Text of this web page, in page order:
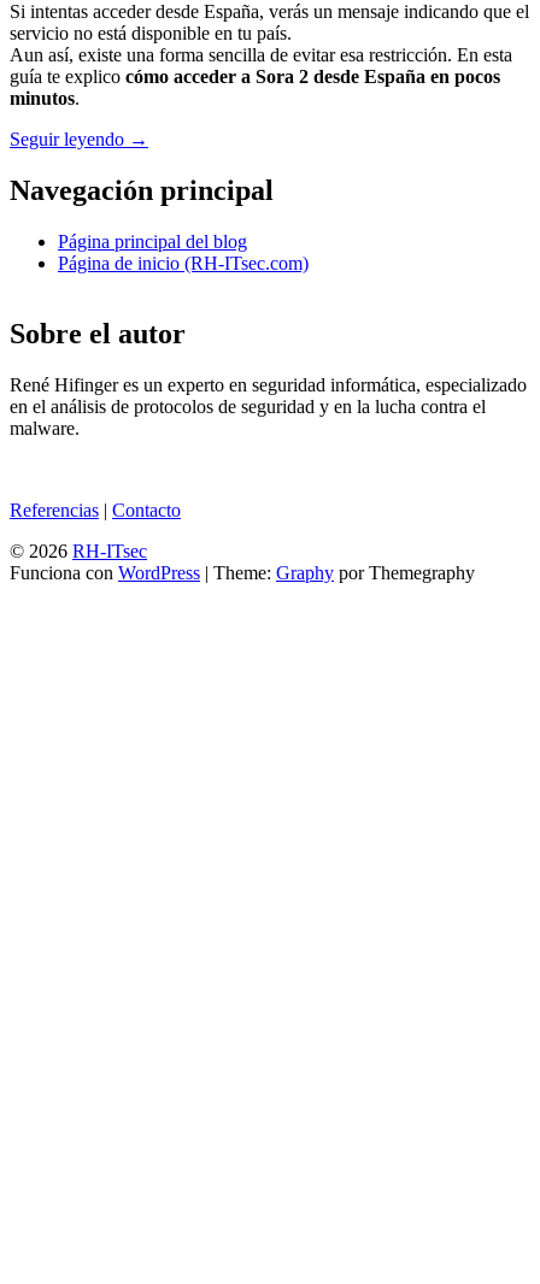
Si intentas acceder desde España, verás un mensaje indicando que el
servicio no está disponible en tu país.
Aun así, existe una forma sencilla de evitar esa restricción. En esta
guía te explico cómo acceder a Sora 2 desde España en pocos
minutos.
Seguir leyendo →
Navegación principal
Página principal del blog
Página de inicio (RH-ITsec.com)
Sobre el autor
René Hifinger es un experto en seguridad informática, especializado
en el análisis de protocolos de seguridad y en la lucha contra el
malware.
Referencias | Contacto
© 2026 RH-ITsec
Funciona con WordPress | Theme: Graphy por Themegraphy